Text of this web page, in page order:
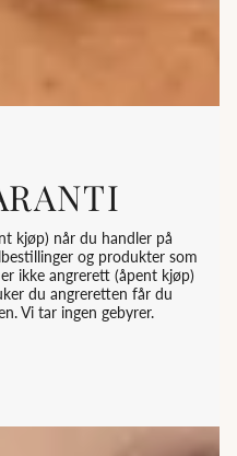
kjøp) når du handler på
og produkter som
ikke angrerett (åpent kjøp)
du angreretten får du
Vi tar ingen gebyrer.